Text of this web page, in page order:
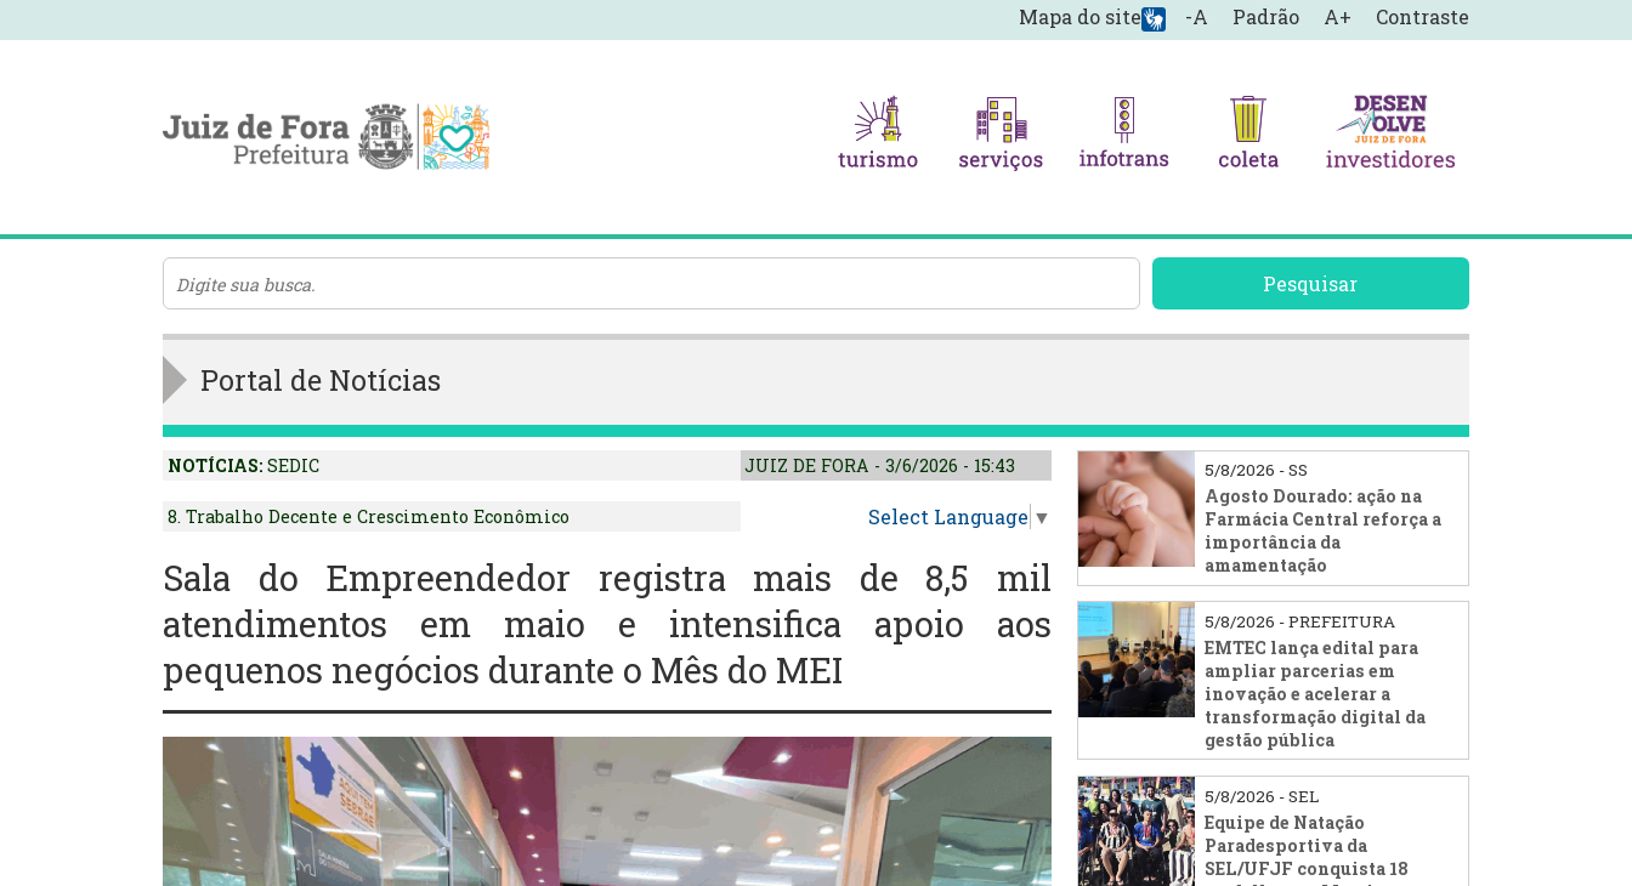
-A Padrão A+ Contraste
Mapa do site
Pesquisar
Portal de Notícias
NOTÍCIAS: SEDIC JUIZ DE FORA - 3/6/2026 - 15:43
8. Trabalho Decente e Crescimento Econômico Select Language ▼
Sala do Empreendedor registra mais de 8,5 mil
atendimentos em maio e intensifica apoio aos
pequenos negócios durante o Mês do MEI
5/8/2026 - SS
Agosto Dourado: ação na
Farmácia Central reforça a
importância da
amamentação
5/8/2026 - PREFEITURA
EMTEC lança edital para
ampliar parcerias em
inovação e acelerar a
transformação digital da
gestão pública
5/8/2026 - SEL
Equipe de Natação
Paradesportiva da
SEL/UFJF conquista 18